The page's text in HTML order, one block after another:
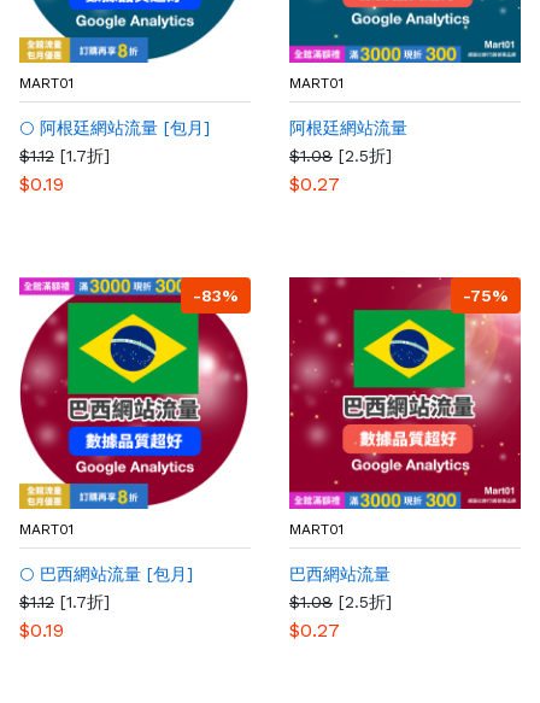
MART01
🌕 阿根廷網站流量 [包月]
$1.12 [1.7折]
$0.19
MART01
阿根廷網站流量
$1.08 [2.5折]
$0.27
-83%
MART01
🌕 巴西網站流量 [包月]
$1.12 [1.7折]
$0.19
-75%
MART01
巴西網站流量
$1.08 [2.5折]
$0.27